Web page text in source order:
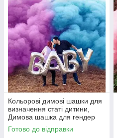
Кольорові димові шашки для
визначення статі дитини,
Димова шашка для гендер
паті, Дим для gender party 60
сек.
Готово до відправки